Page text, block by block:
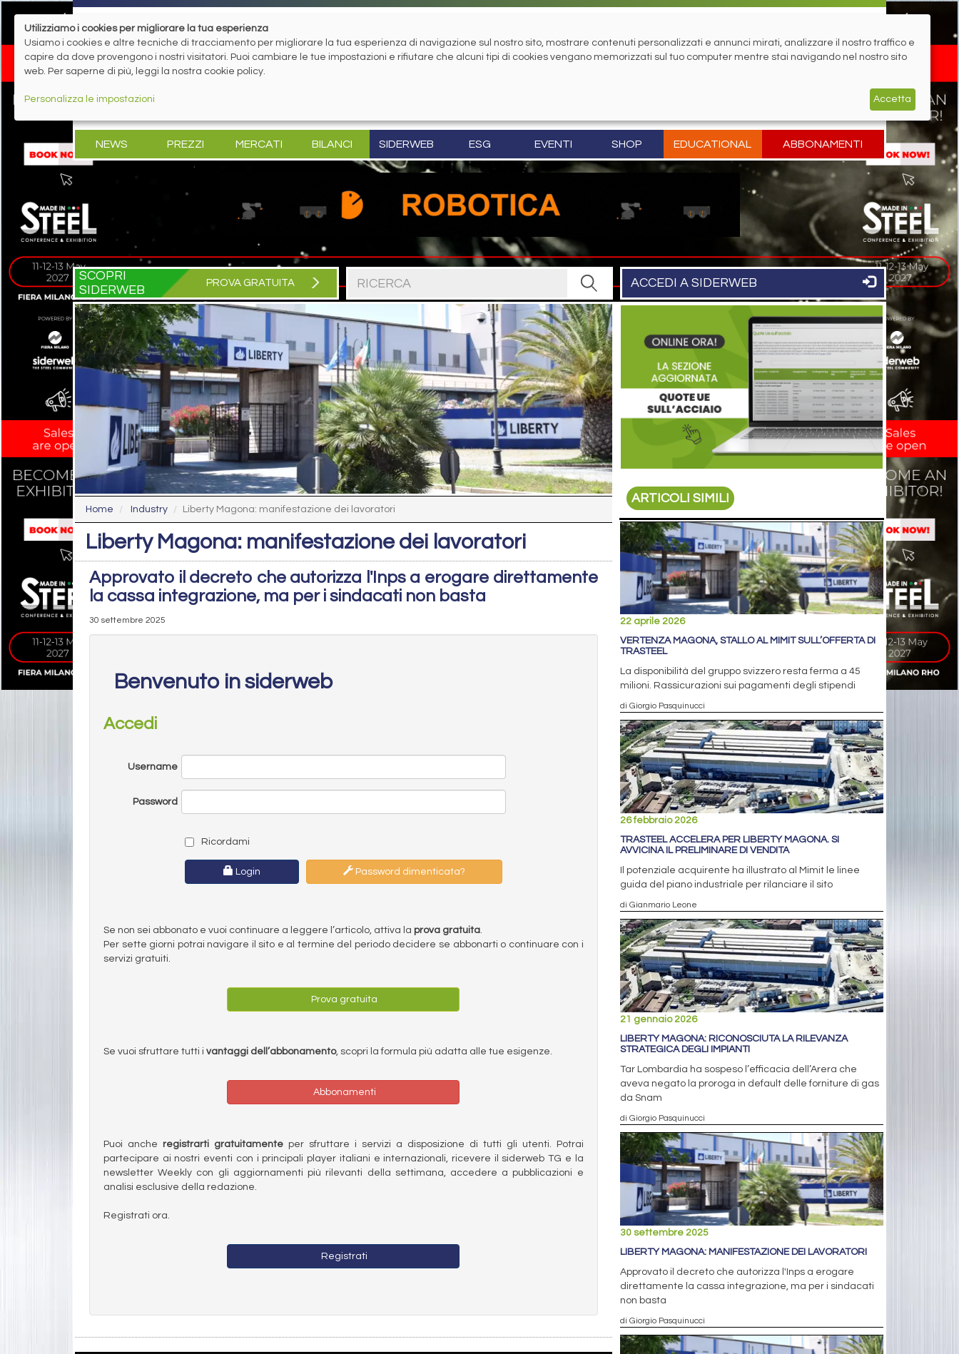
NEWS PREZZI MERCATI BILANCI SIDERWEB ESG EVENTI SHOP EDUCATIONAL ABBONAMENTI
SCOPRI
SIDERWEB
PROVA GRATUITA ACCEDI A SIDERWEB
Home Industry Liberty Magona: manifestazione dei lavoratori
Liberty Magona: manifestazione dei lavoratori
Approvato il decreto che autorizza l'Inps a erogare direttamente
la cassa integrazione, ma per i sindacati non basta
30 settembre 2025
Benvenuto in siderweb
Accedi
Username
Password
Ricordami
Login Password dimenticata?
Se non sei abbonato e vuoi continuare a leggere l’articolo, attiva la prova gratuita.
Per sette giorni potrai navigare il sito e al termine del periodo decidere se abbonarti o continuare con i
servizi gratuiti.
Prova gratuita
Se vuoi sfruttare tutti i vantaggi dell’abbonamento, scopri la formula più adatta alle tue esigenze.
Abbonamenti
Puoi anche registrarti gratuitamenteper sfruttare i servizi a disposizione di tutti gli utenti. Potrai
partecipare ai nostri eventi con i principali player italiani e internazionali, ricevere il siderweb TG e la
newsletter Weekly con gli aggiornamenti più rilevanti della settimana, accedere a pubblicazioni e
analisi esclusive della redazione.
Registrati ora.
Registrati
ARTICOLI SIMILI
22 aprile 2026
VERTENZA MAGONA, STALLO AL MIMIT SULL’OFFERTA DI
TRASTEEL
La disponibilità del gruppo svizzero resta ferma a 45
milioni. Rassicurazioni sui pagamenti degli stipendi
di Giorgio Pasquinucci
26 febbraio 2026
TRASTEEL ACCELERA PER LIBERTY MAGONA. SI
AVVICINA IL PRELIMINARE DI VENDITA
Il potenziale acquirente ha illustrato al Mimit le linee
guida del piano industriale per rilanciare il sito
di Gianmario Leone
21 gennaio 2026
LIBERTY MAGONA: RICONOSCIUTA LA RILEVANZA
STRATEGICA DEGLI IMPIANTI
Tar Lombardia ha sospeso l’efficacia dell’Arera che
aveva negato la proroga in default delle forniture di gas
da Snam
di Giorgio Pasquinucci
30 settembre 2025
LIBERTY MAGONA: MANIFESTAZIONE DEI LAVORATORI
Approvato il decreto che autorizza l'Inps a erogare
direttamente la cassa integrazione, ma per i sindacati
non basta
di Giorgio Pasquinucci
Utilizziamo i cookies per migliorare la tua esperienza
Usiamo i cookies e altre tecniche di tracciamento per migliorare la tua esperienza di navigazione sul nostro sito, mostrare contenuti personalizzati e annunci mirati, analizzare il nostro traffico e
capire da dove provengono i nostri visitatori. Puoi cambiare le tue impostazioni e rifiutare che alcuni tipi di cookies vengano memorizzati sul tuo computer mentre stai navigando nel nostro sito
web. Per saperne di più, leggi la nostra cookie policy.
Personalizza le impostazioni Accetta